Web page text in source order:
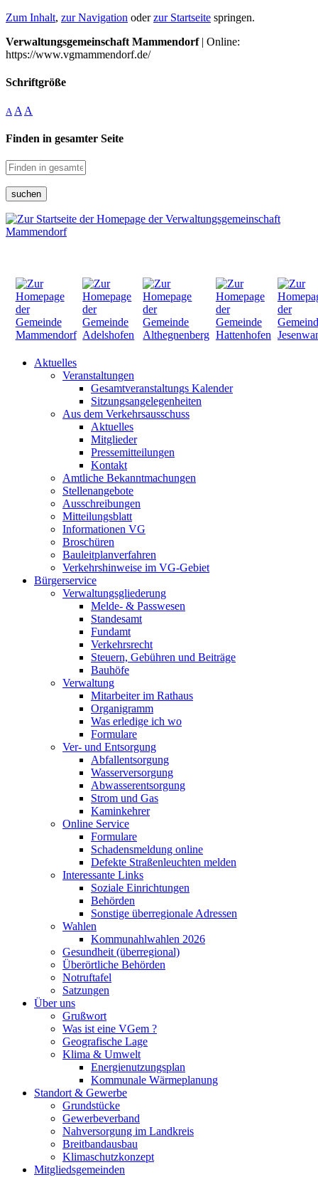
Zum Inhalt, zur Navigation oderzur Startseite springen.
Verwaltungsgemeinschaft Mammendorf| Online:
https://www.vgmammendorf.de/
Schriftgröße
A A A
Finden in gesamter Seite
suchen
Aktuelles
Veranstaltungen
Gesamtveranstaltungs Kalender
Sitzungsangelegenheiten
Aus dem Verkehrsausschuss
Aktuelles
Mitglieder
Pressemitteilungen
Kontakt
Amtliche Bekanntmachungen
Stellenangebote
Ausschreibungen
Mitteilungsblatt
Informationen VG
Broschüren
Bauleitplanverfahren
Verkehrshinweise im VG-Gebiet
Bürgerservice
Verwaltungsgliederung
Melde- & Passwesen
Standesamt
Fundamt
Verkehrsrecht
Steuern, Gebühren und Beiträge
Bauhöfe
Verwaltung
Mitarbeiter im Rathaus
Organigramm
Was erledige ich wo
Formulare
Ver- und Entsorgung
Abfallentsorgung
Wasserversorgung
Abwasserentsorgung
Strom und Gas
Kaminkehrer
Online Service
Formulare
Schadensmeldung online
Defekte Straßenleuchten melden
Interessante Links
Soziale Einrichtungen
Behörden
Sonstige überregionale Adressen
Wahlen
Kommunahlwahlen 2026
Gesundheit (überregional)
Überörtliche Behörden
Notruftafel
Satzungen
Über uns
Grußwort
Was ist eine VGem ?
Geografische Lage
Klima & Umwelt
Energienutzungsplan
Kommunale Wärmeplanung
Standort & Gewerbe
Grundstücke
Gewerbeverband
Nahversorgung im Landkreis
Breitbandausbau
Klimaschutzkonzept
Mitgliedsgemeinden